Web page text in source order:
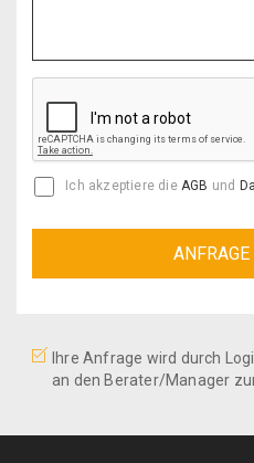
Ich akzeptiere die AGB und
Ihre Anfrage wird durch
an den Berater/Manager